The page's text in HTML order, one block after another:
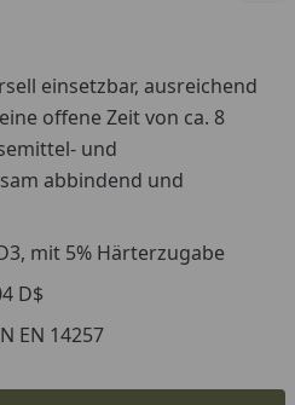
einsetzbar, ausreichend
offene Zeit von ca. 8
und
abbindend und
mit 5% Härterzugabe
D$
EN 14257